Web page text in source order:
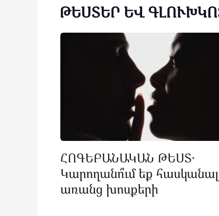
ԹԵՍՏԵՐ ԵՎ
ՀՈԳԵԲԱՆԱԿԱՆ ԹԵՍՏ․
Կարողանո՞ւմ եք հասկանալ
առանց խոսքերի